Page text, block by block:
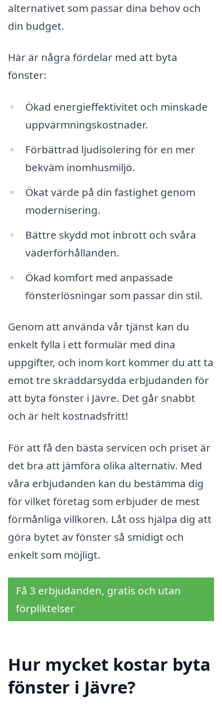
alternativet som passar dina behov och
din budget.
Här är några fördelar med att byta
fönster:
Ökad energieffektivitet och minskade
uppvärmningskostnader.
Förbättrad ljudisolering för en mer
bekväm inomhusmiljö.
Ökat värde på din fastighet genom
modernisering.
Bättre skydd mot inbrott och svåra
väderförhållanden.
Ökad komfort med anpassade
fönsterlösningar som passar din stil.
Genom att använda vår tjänst kan du
enkelt fylla i ett formulär med dina
uppgifter, och inom kort kommer du att ta
emot tre skräddarsydda erbjudanden för
att byta fönster i Jävre. Det går snabbt
och är helt kostnadsfritt!
För att få den bästa servicen och priset är
det bra att jämföra olika alternativ. Med
våra erbjudanden kan du bestämma dig
för vilket företag som erbjuder de mest
förmånliga villkoren. Låt oss hjälpa dig att
göra bytet av fönster så smidigt och
enkelt som möjligt.
Få 3 erbjudanden, gratis och utan
förpliktelser
Hur mycket kostar byta
fönster i Jävre?